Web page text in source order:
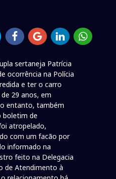
sertaneja Patrícia
ocorrência na Polícia
e ter o carro
29 anos, em
entanto, também
boletim de
atropelado,
com um facão por
informado na
feito na Delegacia
de Atendimento à